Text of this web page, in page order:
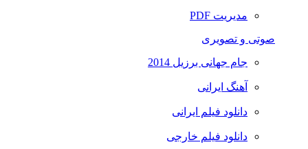
مدیریت PDF
صوتی و تصویری
جام جهانی برزیل 2014
آهنگ ایرانی
دانلود فیلم ایرانی
دانلود فیلم خارجی